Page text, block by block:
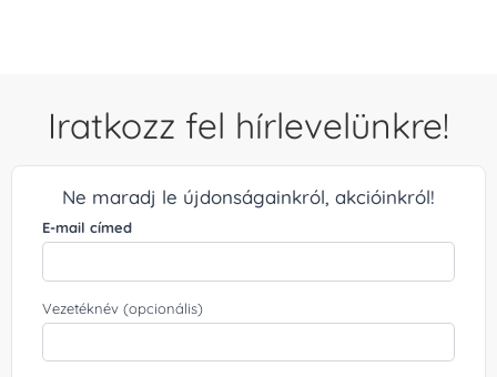
Iratkozz fel hírlevelünkre!
Ne maradj le újdonságainkról, akcióinkról!
E-mail címed
Vezetéknév (opcionális)